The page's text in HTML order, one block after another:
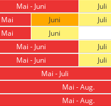
Mai - Juni
Juli
Mai Juni
Juli
Mai
Juni
Mai - Juni
Juli
Mai - Juni
Juli
Mai - Juli
Mai - Aug.
Mai - Aug.